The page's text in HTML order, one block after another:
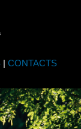
| CONTACTS